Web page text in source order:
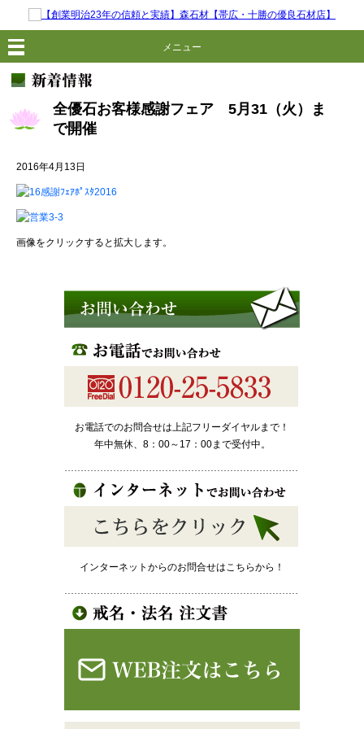
メニュー
全優石お客様感謝フェア 5月31（火）ま
で開催
2016年4月13日
画像をクリックすると拡大します。
お電話でのお問合せは上記フリーダイヤルまで！
年中無休、8：00～17：00まで受付中。
インターネットからのお問合せはこちらから！